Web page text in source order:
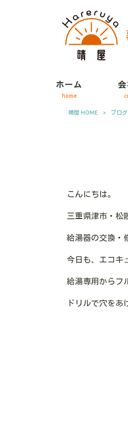
ホーム
home
晴屋 HOME > ブログ
こんにちは。
三重県津市・松
給湯器の交換・
今日も、エコキ
給湯専用からフ
ドリルで穴を